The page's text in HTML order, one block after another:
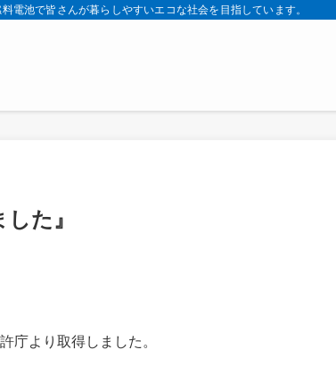
電池で皆さんが暮らしやすいエコな社会を目指しています。
た』
庁より取得しました。